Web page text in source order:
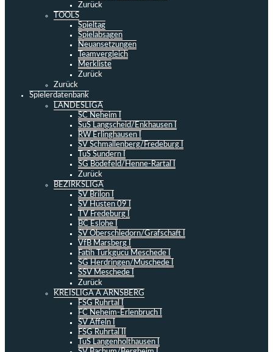
Zurück
TOOLS
Spieltag
Spielabsagen
Neuansetzungen
Teamvergleich
Merkliste
Zurück
Zurück
Spielerdatenbank
LANDESLIGA
SC Neheim I
SuS Langscheid/Enkhausen I
RW Erlinghausen I
SV Schmallenberg/Fredeburg I
TuS Sundern I
SG Bödefeld/Henne-Rartal I
Zurück
BEZIRKSLIGA
SV Brilon I
SV Hüsten 09 I
TV Fredeburg I
BC Eslohe I
SV Oberschledorn/Grafschaft I
VfB Marsberg I
Fatih Türkgücü Meschede I
SG Herdringen/Müschede I
SSV Meschede I
Zurück
KREISLIGA A ARNSBERG
FSG Ruhrtal I
FC Neheim-Erlenbruch I
SV Affeln I
FSG Ruhrtal II
TuS Langenholthausen I